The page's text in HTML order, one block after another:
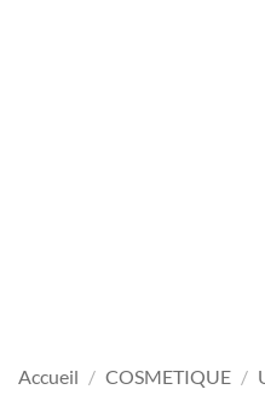
Accueil / COSMETIQUE /